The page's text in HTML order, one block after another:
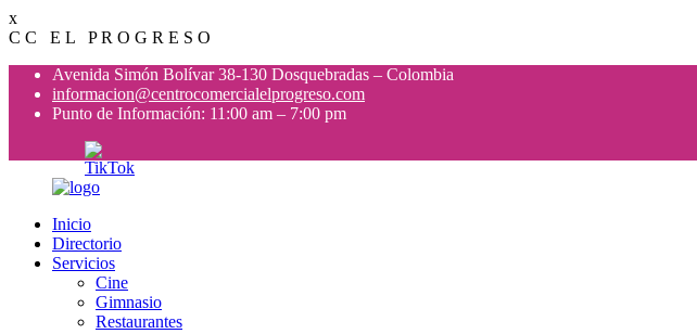
x
C C E L P R O G R E S O
Avenida Simón Bolívar 38-130 Dosquebradas – Colombia
informacion@centrocomercialelprogreso.com
Punto de Información: 11:00 am – 7:00 pm
Inicio
Directorio
Servicios
Cine
Gimnasio
Restaurantes